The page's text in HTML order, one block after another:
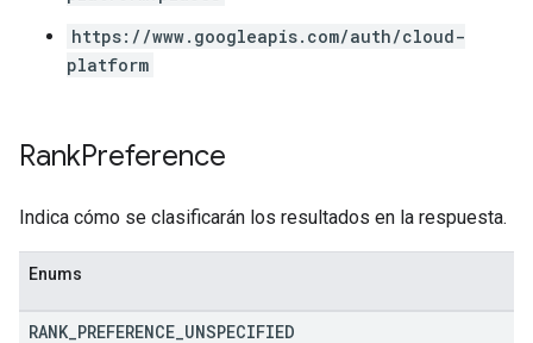
https://www.googleapis.com/auth/cloud-
platform
RankPreference
Indica cómo se clasificarán los resultados en la respuesta.
Enums
RANK PREFERENCE UNSPECIFIED